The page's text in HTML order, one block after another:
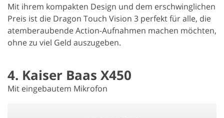
Mit ihrem kompakten Design und dem erschwinglichen
Preis ist die Dragon Touch Vision 3 perfekt für alle, die
atemberaubende Action-Aufnahmen machen möchten,
ohne zu viel Geld auszugeben.
4. Kaiser Baas X450
Mit eingebautem Mikrofon